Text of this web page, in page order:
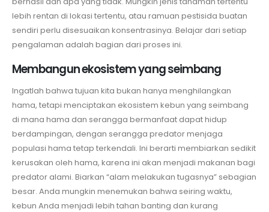
lebih rentan di lokasi tertentu, atau ramuan pestisida buatan
sendiri perlu disesuaikan konsentrasinya. Belajar dari setiap
pengalaman adalah bagian dari proses ini.
Membangun ekosistem yang seimbang
Ingatlah bahwa tujuan kita bukan hanya menghilangkan
hama, tetapi menciptakan ekosistem kebun yang seimbang
di mana hama dan serangga bermanfaat dapat hidup
berdampingan, dengan serangga predator menjaga
populasi hama tetap terkendali. Ini berarti membiarkan sedikit
kerusakan oleh hama, karena ini akan menjadi makanan bagi
predator alami. Biarkan “alam melakukan tugasnya” sebagian
besar. Anda mungkin menemukan bahwa seiring waktu,
kebun Anda menjadi lebih tahan banting dan kurang